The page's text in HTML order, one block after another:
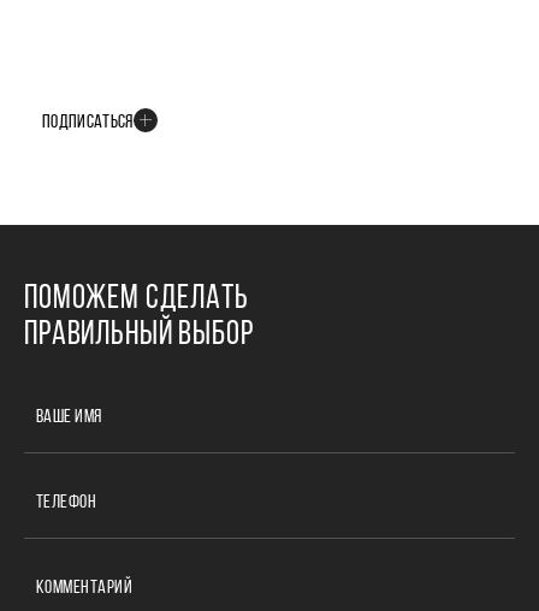
ПОДПИСАТЬСЯ
ПОМОЖЕМ СДЕЛАТЬ
ПРАВИЛЬНЫЙ ВЫБОР
ВАШЕ ИМЯ
ТЕЛЕФОН
КОММЕНТАРИЙ